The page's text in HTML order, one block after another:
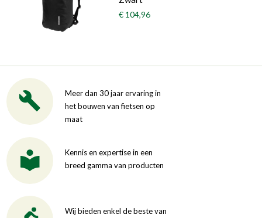
€ 104,96
Meer dan 30 jaar ervaring in
het bouwen van fietsen op
maat
Kennis en expertise in een
breed gamma van producten
Wij bieden enkel de beste van